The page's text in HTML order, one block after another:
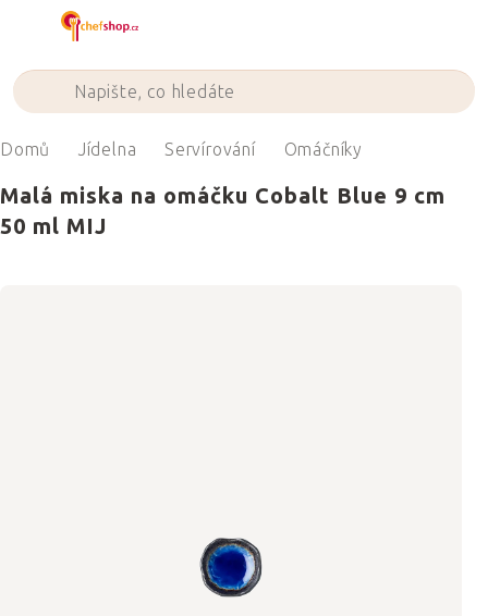
Domů Jídelna Servírování Omáčníky
Malá miska na omáčku Cobalt Blue 9 cm
50 ml MIJ